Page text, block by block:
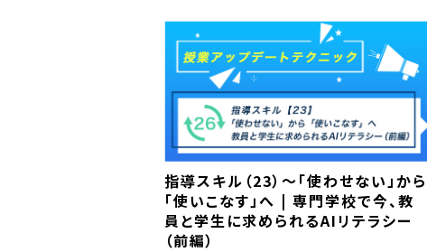
指導スキル（23）～「使わせない」から
「使いこなす」へ | 専門学校で今、教
員と学生に求められるAIリテラシー
（前編）